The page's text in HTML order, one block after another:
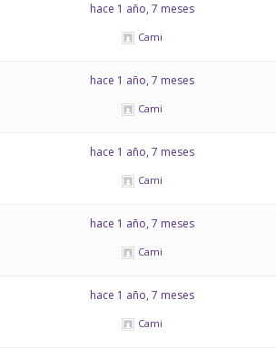
hace 1 año, 7 meses
Cami
hace 1 año, 7 meses
Cami
hace 1 año, 7 meses
Cami
hace 1 año, 7 meses
Cami
hace 1 año, 7 meses
Cami